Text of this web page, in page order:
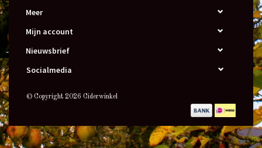
Meer
Mijn account
Nieuwsbrief
Socialmedia
© Copyright 2026 Ciderwinkel